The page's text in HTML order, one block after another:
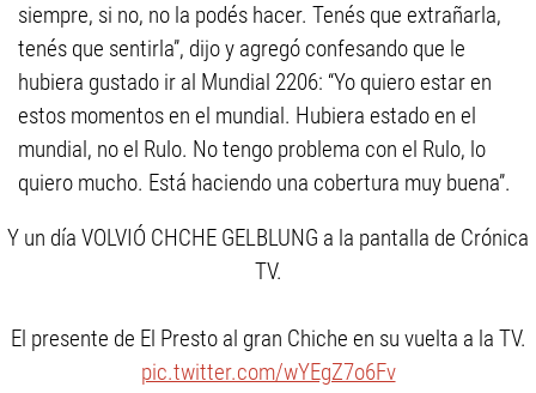
siempre, si no, no la podés hacer. Tenés que extrañarla,
tenés que sentirla”, dijo y agregó confesando que le
hubiera gustado ir al Mundial 2206: “Yo quiero estar en
estos momentos en el mundial. Hubiera estado en el
mundial, no el Rulo. No tengo problema con el Rulo, lo
quiero mucho. Está haciendo una cobertura muy buena”.
Y un día VOLVIÓ CHCHE GELBLUNG a la pantalla de Crónica
TV.
El presente de El Presto al gran Chiche en su vuelta a la TV.
pic.twitter.com/wYEgZ7o6Fv